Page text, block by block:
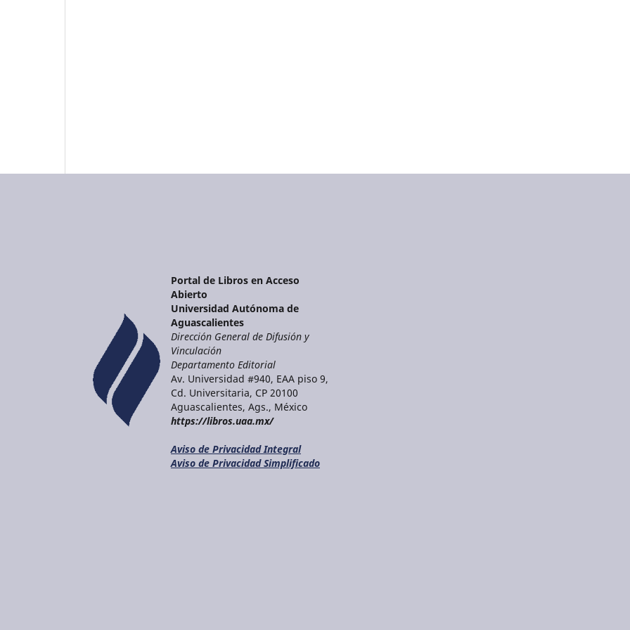
Portal de Libros en Acceso
Abierto
Universidad Autónoma de
Aguascalientes
Dirección General de Difusión y
Vinculación
Departamento Editorial
Av. Universidad #940, EAA piso 9,
Cd. Universitaria, CP 20100
Aguascalientes, Ags., México
https://libros.uaa.mx/
Aviso de Privacidad Integral
Aviso de Privacidad Simplificado